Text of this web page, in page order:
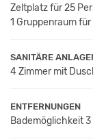
Zeltplatz für 25
1 Gruppenraum
SANITÄRE
4 Zimmer mit
ENTFERNUNGEN
Bademöglichkeit